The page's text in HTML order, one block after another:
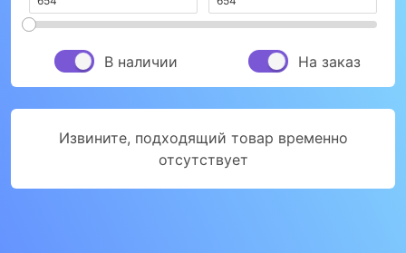
В наличии На заказ
Извините, подходящий товар временно
отсутствует